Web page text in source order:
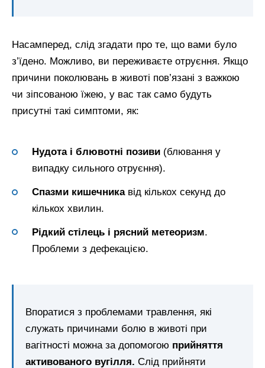
Насамперед, слід згадати про те, що вами було
з’їдено. Можливо, ви переживаєте отруєння. Якщо
причини поколювань в животі пов’язані з важкою
чи зіпсованою їжею, у вас так само будуть
присутні такі симптоми, як:
Нудота і блювотні позиви (блювання у
випадку сильного отруєння).
Спазми кишечникавід кількох секунд до
кількох хвилин.
Рідкий стілець і рясний метеоризм.
Проблеми з дефекацією.
Впоратися з проблемами травлення, які
служать причинами болю в животі при
вагітності можна за допомогою прийняття
активованого вугілля. Слід прийняти